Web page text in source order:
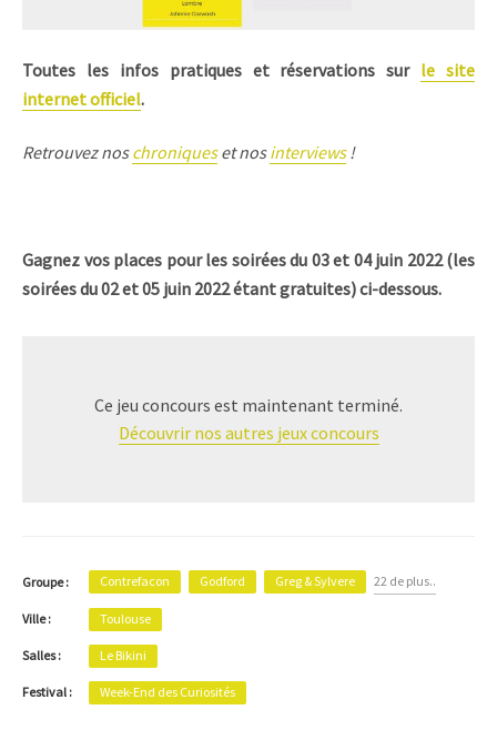
Toutes les infos pratiques et réservations sur le site
internet officiel.
Retrouvez noschroniqueset nosinterviews!
Gagnez vos places pour les soirées du 03 et 04 juin 2022 (les
soirées du 02 et 05 juin 2022 étant gratuites) ci-dessous.
Ce jeu concours est maintenant terminé.
Découvrir nos autres jeux concours
Groupe : Contrefacon Godford Greg & Sylvere 22 de plus..
Ville : Toulouse
Salles : Le Bikini
Festival : Week-End des Curiosités